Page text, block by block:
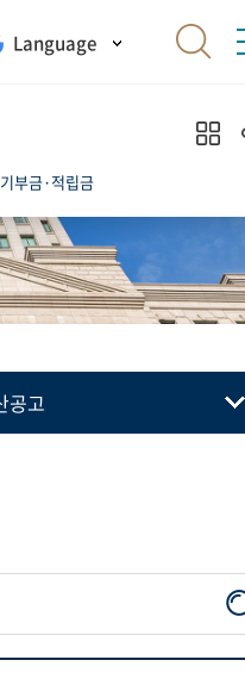
Language
부금·적립금
공고